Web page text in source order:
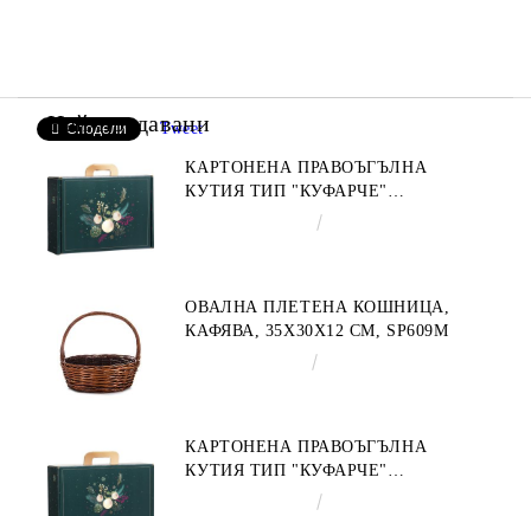
Сподели Tweet
Най-продавани
КАРТОНЕНА ПРАВОЪГЪЛНА
КУТИЯ ТИП "КУФАРЧЕ"
ENCHANTED NATURE, ЗЕЛЕНО/
ОВАЛНА ПЛЕТЕНА КОШНИЦА,
КАФЯВА, 35X30X12 СМ, SP609M
КАРТОНЕНА ПРАВОЪГЪЛНА
КУТИЯ ТИП "КУФАРЧЕ"
ENCHANTED NATURE, ЗЕЛЕНО/